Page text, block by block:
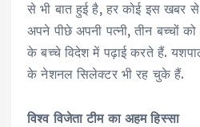
से भी बात हुई है, हर कोई इस खबर से
अपने पीछे अपनी पत्नी, तीन बच्चों
के बच्चे विदेश में पढ़ाई करते हैं.
के नेशनल सिलेक्टर भी रह चुके हैं.
विश्व विजेता टीम का अहम हिस्सा